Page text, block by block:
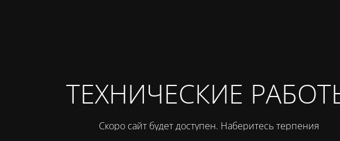
ТЕХНИЧЕСКИЕ
Скоро сайт будет доступен. Наберитесь терпения